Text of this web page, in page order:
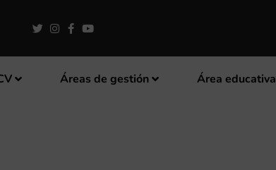
Áreas de gestión Área educativa